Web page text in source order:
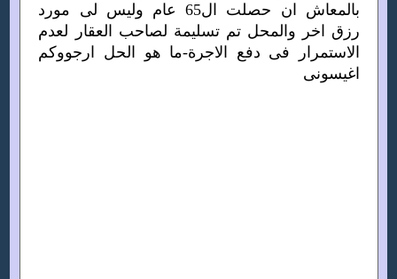
بالمعاش ان حصلت ال65 عام وليس لى مورد
رزق اخر والمحل تم تسليمة لصاحب العقار لعدم
الاستمرار فى دفع الاجرة-ما هو الحل ارجووكم
اغيسونى